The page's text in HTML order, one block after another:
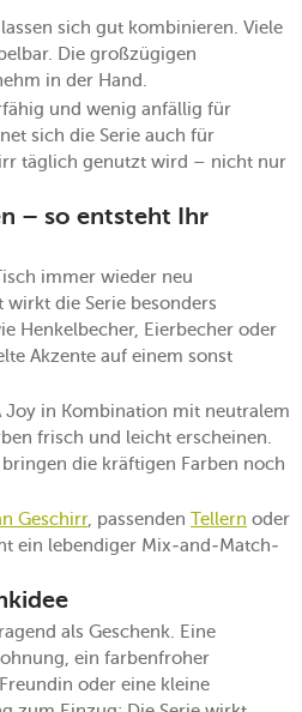
lassen sich gut kombinieren. Viele
Die großzügigen
in der Hand.
und wenig anfällig für
sich die Serie auch für
täglich genutzt wird – nicht nur
– so entsteht Ihr
immer wieder neu
die Serie besonders
Henkelbecher, Eierbecher oder
Akzente auf einem sonst
Joy in Kombination mit neutralem
frisch und leicht erscheinen.
die kräftigen Farben noch
Geschirr, passenden Tellern oder
ein lebendiger Mix-and-Match-
als Geschenk. Eine
ein farbenfroher
oder eine kleine